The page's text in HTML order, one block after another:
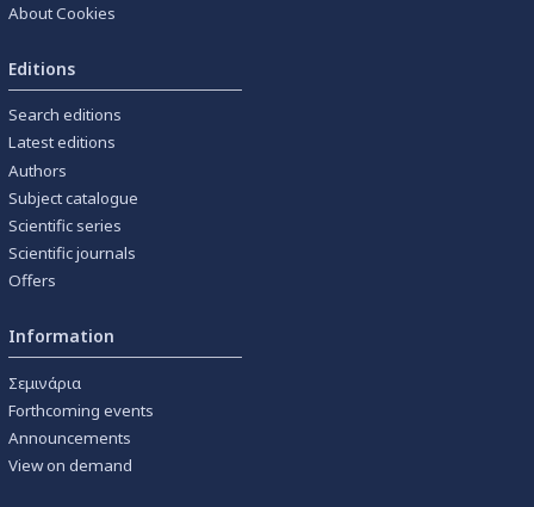
About Cookies
Editions
Search editions
Latest editions
Authors
Subject catalogue
Scientific series
Scientific journals
Offers
Information
Σεμινάρια
Forthcoming events
Announcements
View on demand